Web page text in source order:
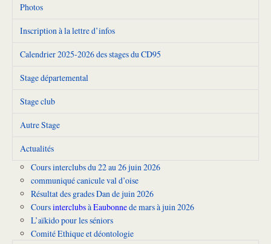
Photos
Inscription à la lettre d’infos
Calendrier 2025-2026 des stages du CD95
Stage départemental
Stage club
Autre Stage
Actualités
Cours interclubs du 22 au 26 juin 2026
communiqué canicule val d’oise
Résultat des grades Dan de juin 2026
CoursinterclubsàEaubonnede mars à juin 2026
L’aïkido pour les séniors
Comité Ethique et déontologie